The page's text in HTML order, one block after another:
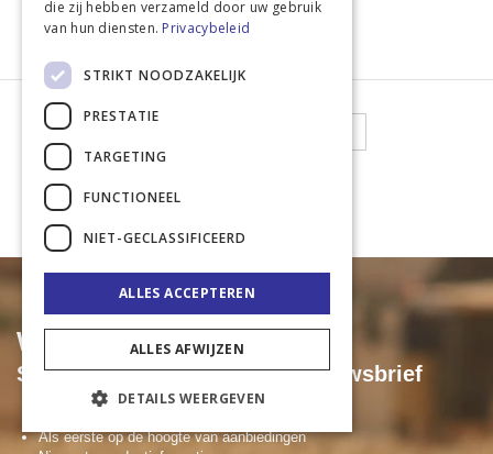
Eenvoudig te installeren
Pagina
Wil je niets missen?
Schrijf je dan in voor onze nieuwsbrief
Als eerste op de hoogte van aanbiedingen
die zij hebben verzameld door uw gebruik
van hun diensten. Privacybeleid
STRIKT NOODZAKELIJK
PRESTATIE
TARGETING
FUNCTIONEEL
NIET-GECLASSIFICEERD
ALLES ACCEPTEREN
ALLES AFWIJZEN
DETAILS WEERGEVEN